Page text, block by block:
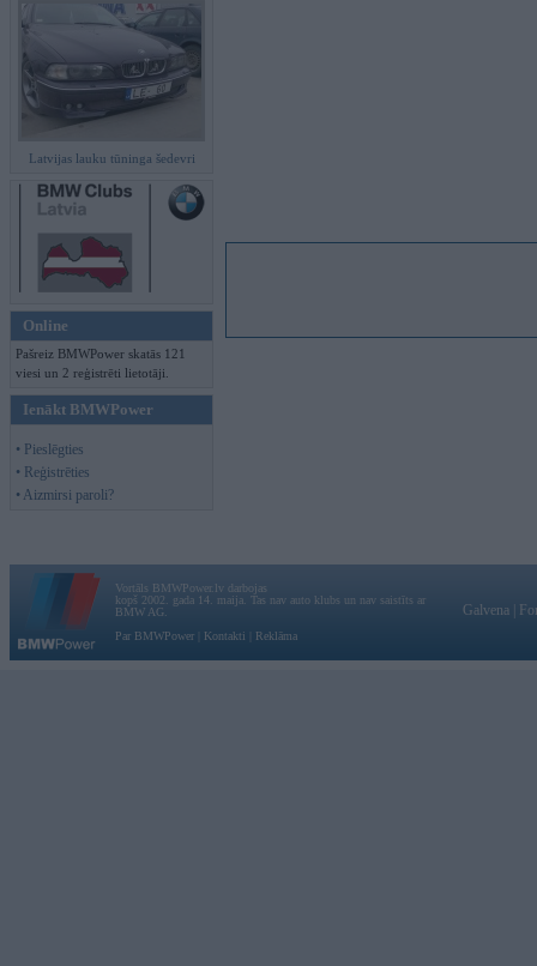
Latvijas lauku tūninga šedevri
Online
Pašreiz BMWPower skatās 121
viesi un 2 reģistrēti lietotāji.
Ienākt BMWPower
• Pieslēgties
• Reģistrēties
• Aizmirsi paroli?
Vortāls BMWPower.lv darbojas
kopš 2002. gada 14. maija. Tas nav auto klubs un nav saistīts ar
BMW AG.
Par BMWPower
Kontakti Reklāma
Galvena